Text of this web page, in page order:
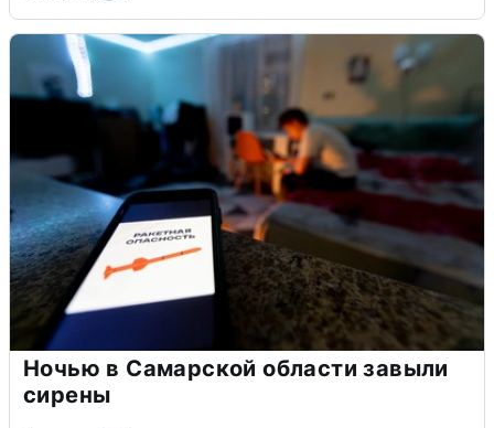
Ночью в Самарской области завыли
сирены